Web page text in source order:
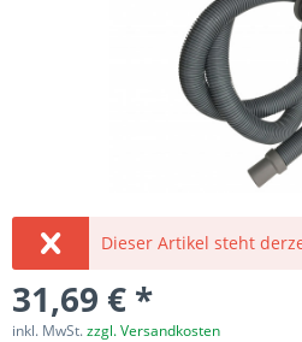
Dieser Artikel steht
31,69 € *
inkl. MwSt.zzgl. Versandkosten